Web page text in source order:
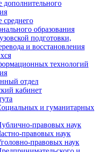
дополнительного
среднего
образования
подготовки,
и восстановления
технологий
отдел
кабинет
и гуманитарных
правовых наук
правовых наук
правовых наук